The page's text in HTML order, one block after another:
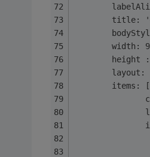
title: '
width:
height
items: